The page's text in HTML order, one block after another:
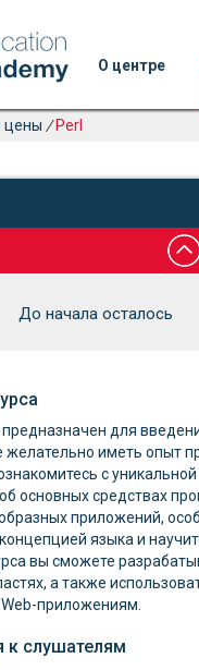
О центре
цены / Perl
До начала осталось
для
желательно иметь опыт
с
основных средствах
приложений,
языка и
вы сможете
а также
приложениям.
к слушателям